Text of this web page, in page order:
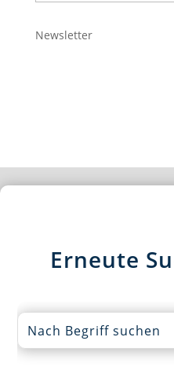
Newsletter
Erneute